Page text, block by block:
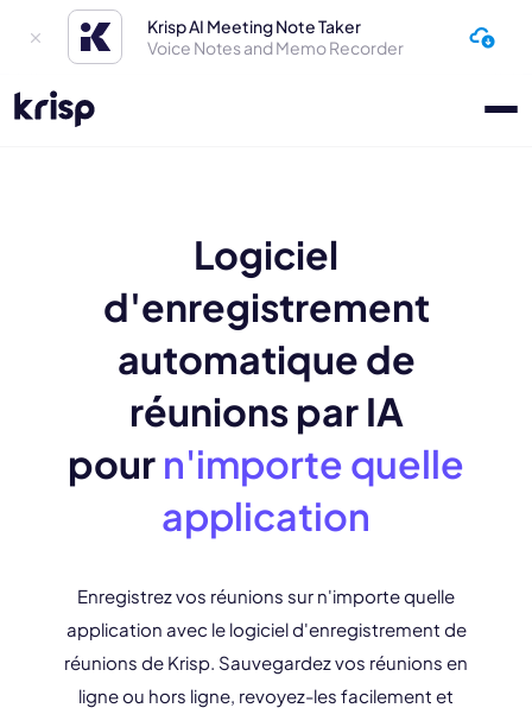
Krisp AI Meeting Note Taker
Voice Notes and Memo Recorder
Logiciel
d'enregistrement
automatique de
réunions par IA
pour n'importe quelle
application
Enregistrez vos réunions sur n'importe quelle
application avec le logiciel d'enregistrement de
réunions de Krisp. Sauvegardez vos réunions en
ligne ou hors ligne, revoyez-les facilement et